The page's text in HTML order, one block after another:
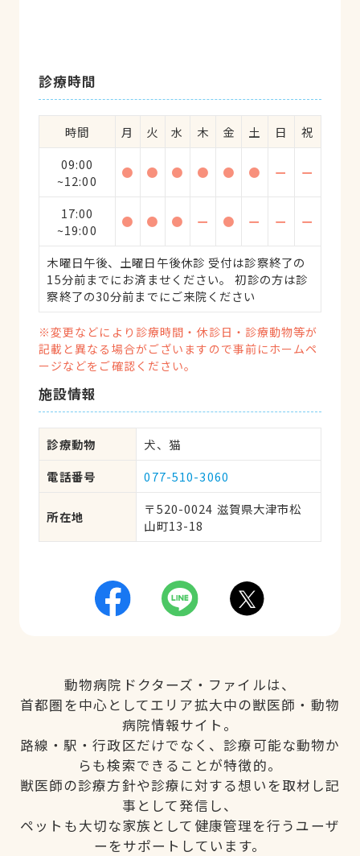
診療時間
時間 月 火 水 木 金 土 日
祝
09:00
~12:00
● ● ● ● ● ● ー ー
17:00
~19:00
● ● ● ー ● ー ー ー
木曜日午後、土曜日午後休診 受付は診察終了の
15分前までにお済ませください。 初診の方は診
察終了の30分前までにご来院ください
※変更などにより診療時間・休診日・診療動物等が
記載と異なる場合がございますので事前にホームペ
ージなどをご確認ください。
施設情報
診療動物
犬、猫
電話番号
077-510-3060
所在地
〒520-0024 滋賀県大津市松
山町13-18
動物病院ドクターズ・ファイルは、
首都圏を中心としてエリア拡大中の獣医師・動物
病院情報サイト。
路線・駅・行政区だけでなく、診療可能な動物か
らも検索できることが特徴的。
獣医師の診療方針や診療に対する想いを取材し記
事として発信し、
ペットも大切な家族として健康管理を行うユーザ
ーをサポートしています。